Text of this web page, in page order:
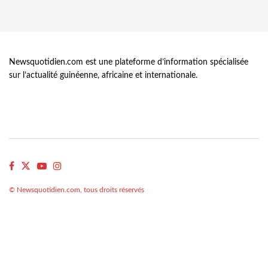
Newsquotidien.com est une plateforme d’information spécialisée
sur l’actualité guinéenne, africaine et internationale.
© Newsquotidien.com, tous droits réservés